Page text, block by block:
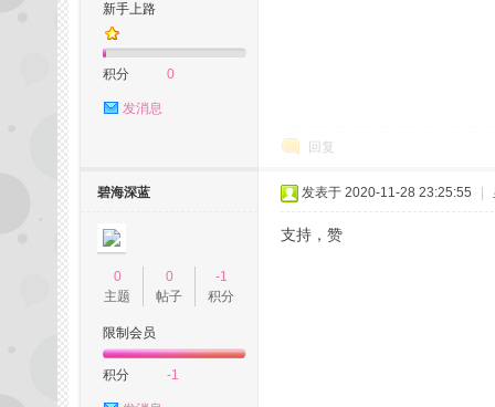
新手上路
积分 0
发消息
回复
碧海深蓝
0
主题
0
帖子
-1
积分
限制会员
积分 -1
发表于 2020-11-28 23:25:55
支持，赞